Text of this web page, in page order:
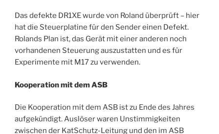
Das defekte DR1XE wurde von Roland überprüft – hier
hat die Steuerplatine für den Sender einen Defekt.
Rolands Plan ist, das Gerät mit einer anderen noch
vorhandenen Steuerung auszustatten und es für
Experimente mit M17 zu verwenden.
Kooperation mit dem ASB
Die Kooperation mit dem ASB ist zu Ende des Jahres
aufgekündigt. Auslöser waren Unstimmigkeiten
zwischen der KatSchutz-Leitung und den im ASB